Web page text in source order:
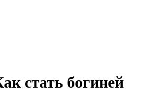
стать богиней